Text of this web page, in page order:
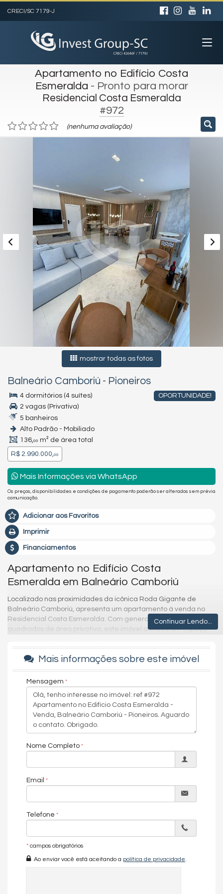
CRECI/SC 7179-J
Apartamento no Edifício Costa
Esmeralda - Pronto para morar
Residencial Costa Esmeralda
#972
(nenhuma avaliação)
mostrar todas as fotos
Balneário Camboriú - Pioneiros
OPORTUNIDADE!
4 dormitórios (4 suítes)
2 vagas (Privativa)
5 banheiros
Alto Padrão - Mobiliado
136,00 m² de área total
R$ 2.990.000,00
Mais Informações via WhatsApp
Os preços, disponibilidades e condições de pagamento poderão ser alterados sem prévia
comunicação.
Adicionar aos Favoritos
Imprimir
Financiamentos
Apartamento no Edifício Costa
Esmeralda em Balneário Camboriú
Localizado nas proximidades da icônica Roda Gigante de
Balneário Camboriú, apresenta um apartamento à venda no
Residencial Costa Esmeralda. Com generosos 136 metros
quadrados de área privativa, este imóvel oferece um espaço
O apartamento conta com duas vagas de garagem
espaçosas, comodidade praticidade em uma região onde o
ambiente reflete um estilo contemporâneo e acolhedor, ideal
para quem busca uma moradia pronta para habitar.
A sala de estar e jantar é um convite ao convívio social, criando
um ambiente agradável para reunir familiares e amigos. Com
quatro suítes, o apartamento oferece privacidade e conforto,
Além disso, o lavabo adiciona praticidade ao espaço, enquanto
a churrasqueira a carvão proporciona momentos agradáveis ​​
é experimentar o melhor de Balneário Camboriú em um
ambiente residencial que combina comodidade, elegância e
uma localização estratégica próxima às atrações
emblemáticas da cidade. Agarre esta oportunidade de
adquirir um lar completo e bem posicionado em uma das
regiões mais vibrantes de BC.
equipe de corretores, todos credenciados pelo
está sempre pronta para atendê-lo e ajudá-lo a encontrar as
Continuar Lendo...
Mais informações sobre este imóvel
Mensagem
Nome Completo
Email
Telefone
* campos obrigatórios
Ao enviar você está aceitando a política de privacidade